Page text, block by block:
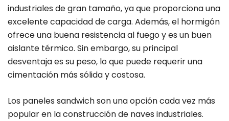
industriales de gran tamaño, ya que proporciona una
excelente capacidad de carga. Además, el hormigón
ofrece una buena resistencia al fuego y es un buen
aislante térmico. Sin embargo, su principal
desventaja es su peso, lo que puede requerir una
cimentación más sólida y costosa.
Los paneles sandwich son una opción cada vez más
popular en la construcción de naves industriales.